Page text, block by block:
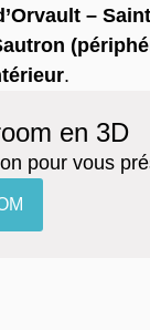
–
.
en 3D
pour vous